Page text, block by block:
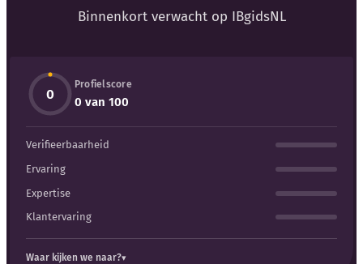
Externe bronnen
Woordenboek
Auteurs
Binnenkort verwacht op IBgidsNL
0
Profielscore
0 van 100
Verifieerbaarheid
Ervaring
Expertise
Klantervaring
Waar kijken we naar?